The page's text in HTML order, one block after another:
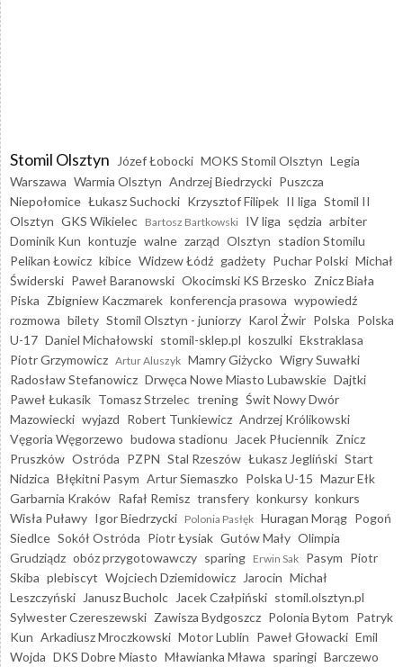
Stomil Olsztyn Józef Łobocki MOKS Stomil Olsztyn Legia
Warszawa Warmia Olsztyn Andrzej Biedrzycki Puszcza
Niepołomice Łukasz Suchocki Krzysztof Filipek II liga Stomil II
Olsztyn GKS Wikielec Bartosz Bartkowski IV liga sędzia arbiter
Dominik Kun kontuzje walne zarząd Olsztyn stadion Stomilu
Pelikan Łowicz kibice Widzew Łódź gadżety Puchar Polski Michał
Świderski Paweł Baranowski Okocimski KS Brzesko Znicz Biała
Piska Zbigniew Kaczmarek konferencja prasowa wypowiedź
rozmowa bilety Stomil Olsztyn - juniorzy Karol Żwir Polska Polska
U-17 Daniel Michałowski stomil-sklep.pl koszulki Ekstraklasa
Piotr Grzymowicz Artur Aluszyk Mamry Giżycko Wigry Suwałki
Radosław Stefanowicz Drwęca Nowe Miasto Lubawskie Dajtki
Paweł Łukasik Tomasz Strzelec trening Świt Nowy Dwór
Mazowiecki wyjazd Robert Tunkiewicz Andrzej Królikowski
Vęgoria Węgorzewo budowa stadionu Jacek Płuciennik Znicz
Pruszków Ostróda PZPN Stal Rzeszów Łukasz Jegliński Start
Nidzica Błękitni Pasym Artur Siemaszko Polska U-15 Mazur Ełk
Garbarnia Kraków Rafał Remisz transfery konkursy konkurs
Wisła Puławy Igor Biedrzycki Polonia Pasłęk Huragan Morąg Pogoń
Siedlce Sokół Ostróda Piotr Łysiak Gutów Mały Olimpia
Grudziądz obóz przygotowawczy sparing Erwin Sak Pasym Piotr
Skiba plebiscyt Wojciech Dziemidowicz Jarocin Michał
Leszczyński
Janusz Bucholc Jacek Czałpiński stomil.olsztyn.pl
Sylwester Czereszewski Zawisza Bydgoszcz Polonia Bytom Patryk
Kun Arkadiusz Mroczkowski Motor Lublin Paweł Głowacki Emil
Wojda DKS Dobre Miasto Mławianka Mława sparingi Barczewo